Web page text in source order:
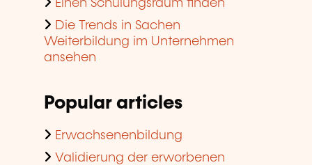
Einen Schulungsraum finden
Die Trends in Sachen
Weiterbildung im Unternehmen
ansehen
Popular articles
Erwachsenenbildung
Validierung der erworbenen